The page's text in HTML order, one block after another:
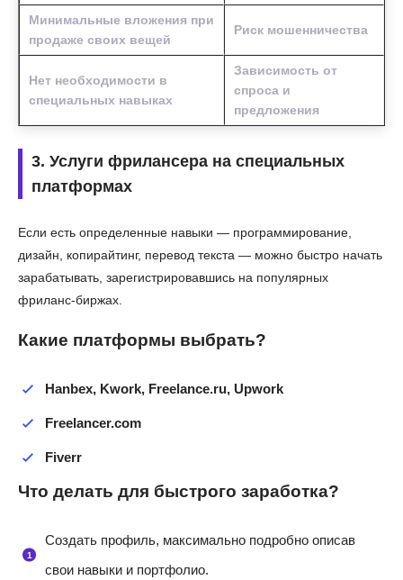
Минимальные вложения при
продаже своих вещей
Риск мошенничества
Нет необходимости в
специальных навыках
Зависимость от
спроса и
предложения
3. Услуги фрилансера на специальных
платформах
Если есть определенные навыки — программирование,
дизайн, копирайтинг, перевод текста — можно быстро начать
зарабатывать, зарегистрировавшись на популярных
фриланс-биржах.
Какие платформы выбрать?
Hanbex, Kwork, Freelance.ru, Upwork
Freelancer.com
Fiverr
Что делать для быстрого заработка?
Создать профиль, максимально подробно описав
свои навыки и портфолио.